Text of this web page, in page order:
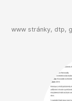
www stránky, dtp,